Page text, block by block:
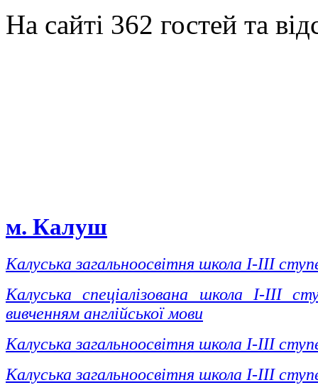
На сайті 362 гостей та
м. Калуш
Калуська загальноосвітня школа І-ІІІ
Калуська спеціалізована школа І-ІІІ
вивченням англійської мови
Калуська загальноосвітня школа І-ІІІ
Калуська загальноосвітня школа І-ІІІ